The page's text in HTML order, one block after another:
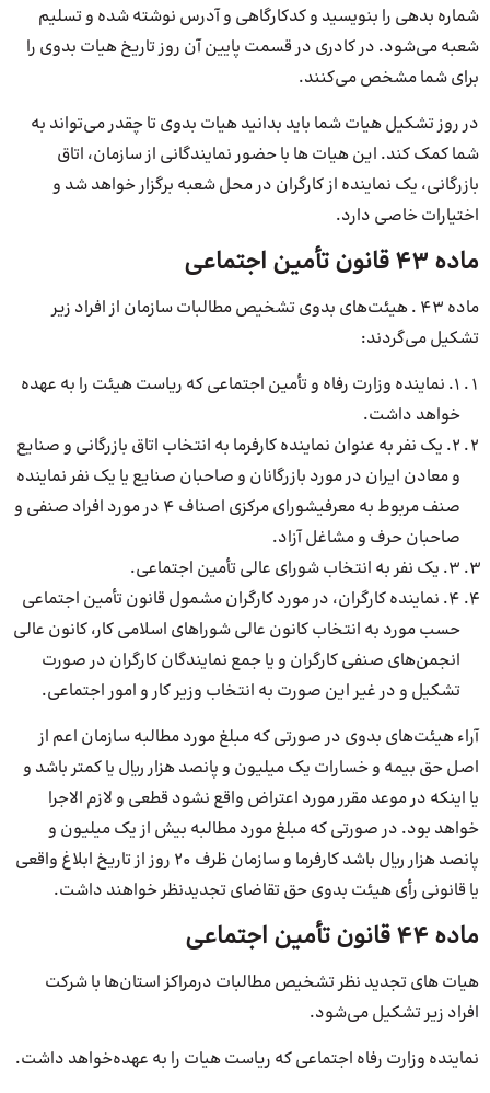
شماره بدهی را بنویسید و کدکارگاهی و آدرس نوشته شده و تسلیم
شعبه می‌شود. در کادری در قسمت پایین آن روز تاریخ هیات بدوی را
برای شما مشخص می‌کنند.
در روز تشکیل هیات شما باید بدانید هیات بدوی تا چقدر می‌تواند به
شما کمک کند. این هیات ها با حضور نمایندگانی از سازمان، اتاق
بازرگانی، یک نماینده از کارگران در محل شعبه برگزار خواهد شد و
اختیارات خاصی دارد.
ماده 43 قانون تأمین اجتماعی
ماده 43 . هیئت‌های بدوی تشخیص مطالبات سازمان از افراد زیر
تشکیل می‌گردند:
1. نماینده وزارت رفاه و تأمین اجتماعی که ریاست هیئت را به عهده
خواهد داشت.
2. یک نفر به عنوان نماینده کارفرما به انتخاب اتاق بازرگانی و صنایع
و معادن ایران در مورد بازرگانان و صاحبان صنایع یا یک نفر نماینده
صنف مربوط به معرفیشورای مرکزی اصناف 4 در مورد افراد صنفی و
صاحبان حرف و مشاغل آزاد.
3. یک نفر به انتخاب شورای عالی تأمین اجتماعی.
4. نماینده کارگران، در مورد کارگران مشمول قانون تأمین اجتماعی
حسب مورد به انتخاب کانون عالی شوراهای اسلامی کار، کانون عالی
انجمن‌های صنفی کارگران و یا جمع نمایندگان کارگران در صورت
تشکیل و در غیر این صورت به انتخاب وزیر کار و امور اجتماعی.
آراء هیئت‌های بدوی در صورتی که مبلغ مورد مطالبه سازمان اعم از
اصل حق بیمه و خسارات یک میلیون و پانصد هزار ریال یا کمتر باشد و
یا اینکه در موعد مقرر مورد اعتراض واقع نشود قطعی و لازم الاجرا
خواهد بود. در صورتی که مبلغ مورد مطالبه بیش از یک میلیون و
پانصد هزار ریال باشد کارفرما و سازمان ظرف 20 روز از تاریخ ابلاغ واقعی
یا قانونی رأی هیئت بدوی حق تقاضای تجدیدنظر خواهند داشت.
ماده ۴۴ قانون تأمین اجتماعی
هیات های تجدید نظر تشخیص مطالبات درمراکز استان‌ها با شرکت
افراد زیر تشکیل می‌شود.
نماینده وزارت رفاه اجتماعی که ریاست هیات را به عهده‌خواهد داشت.